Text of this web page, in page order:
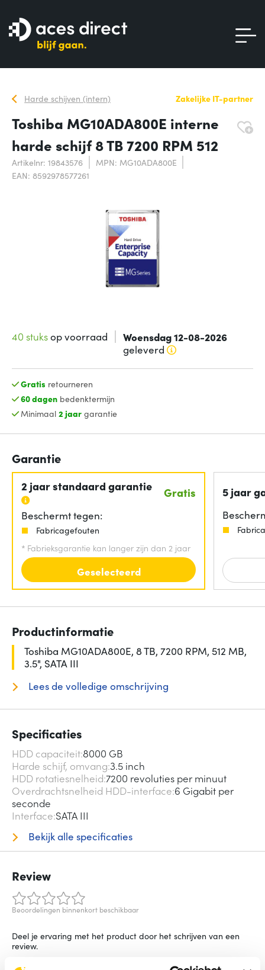
Harde schijven (intern) Zakelijke IT-partner
Toshiba MG10ADA800E interne
harde schijf 8 TB 7200 RPM 512
Artikelnr: 19843576
MPN: MG10ADA800E
EAN: 8592978577261
40 stuksop voorraad Woensdag 12-08-2026
geleverd
Gratis retourneren
60 dagenbedenktermijn
Minimaal 2 jaargarantie
Garantie
2 jaar standaard garantie Gratis
Beschermt tegen:
Fabricagefouten
* Fabrieksgarantie kan langer zijn dan 2 jaar
Geselecteerd
5 jaar
Productinformatie
Toshiba MG10ADA800E, 8 TB, 7200 RPM, 512 MB,
3.5", SATA III
Lees de volledige omschrijving
Specificaties
HDD capaciteit 8000 GB
Harde schijf, omvang 3.5 inch
HDD rotatiesnelheid 7200 revoluties per minuut
Overdrachtsnelheid HDD-interface 6 Gigabit per
seconde
Interface SATA III
Bekijk alle specificaties
Review
Beoordelingen binnenkort beschikbaar
Deel je ervaring met het product door het schrijven van een
review.